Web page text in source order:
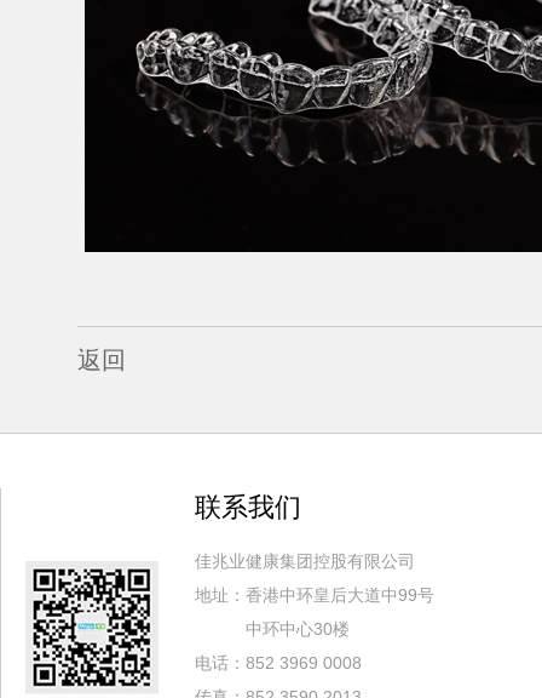
返回
联系我们
佳兆业健康集团控股有限公司
地址：香港中环皇后大道中99号
中环中心30楼
电话：852 3969 0008